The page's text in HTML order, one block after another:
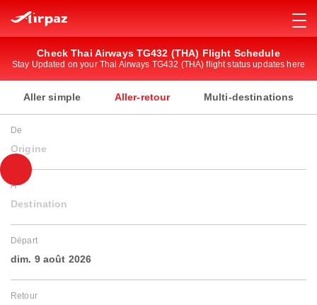
Check Thai Airways TG432 (THA) Flight Schedule
Stay Updated on your Thai Airways TG432 (THA) flight status updates here
Aller simple Aller-retour Multi-destinations
De
Origine
À
Destination
Départ
dim. 9 août 2026
Retour